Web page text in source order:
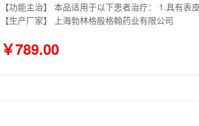
【生产厂家】 上海勃林格殷格翰药业有限公司
￥789.00